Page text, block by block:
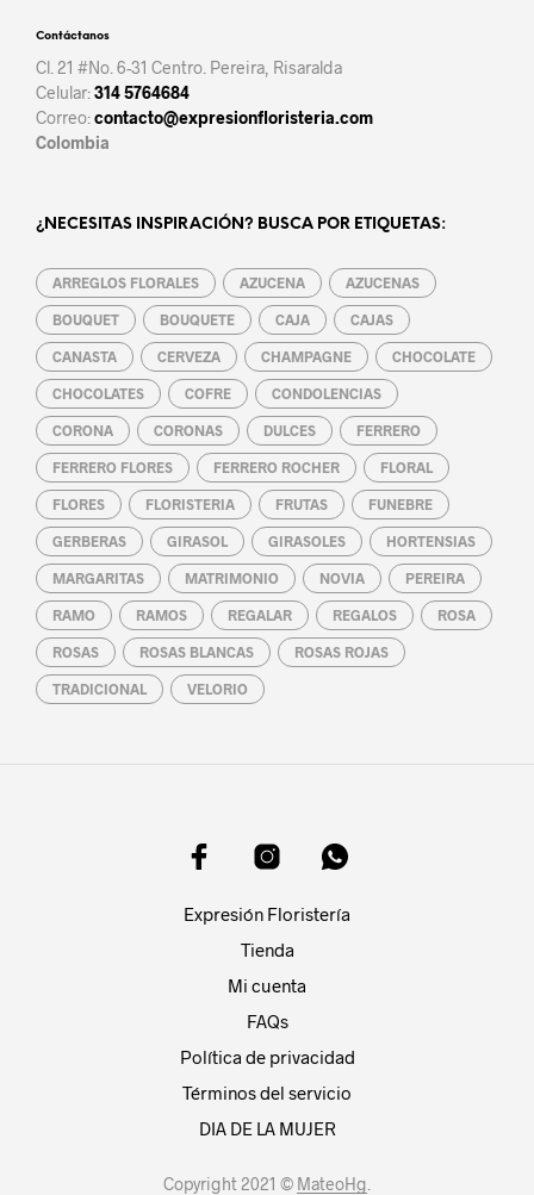
Contáctanos
Cl. 21 #No. 6-31 Centro. Pereira, Risaralda
Celular:314 5764684
Correo:contacto@expresionfloristeria.com
Colombia
¿NECESITAS INSPIRACIÓN? BUSCA POR ETIQUETAS:
ARREGLOS FLORALES AZUCENA AZUCENAS
BOUQUET BOUQUETE CAJA CAJAS
CANASTA CERVEZA CHAMPAGNE CHOCOLATE
CHOCOLATES COFRE CONDOLENCIAS
CORONA CORONAS DULCES FERRERO
FERRERO FLORES FERRERO ROCHER FLORAL
FLORES FLORISTERIA FRUTAS FUNEBRE
GERBERAS GIRASOL GIRASOLES HORTENSIAS
MARGARITAS MATRIMONIO NOVIA PEREIRA
RAMO RAMOS REGALAR REGALOS ROSA
ROSAS ROSAS BLANCAS ROSAS ROJAS
TRADICIONAL VELORIO
Expresión Floristería
Tienda
Mi cuenta
FAQs
Política de privacidad
Términos del servicio
DIA DE LA MUJER
Copyright 2021 © MateoHg